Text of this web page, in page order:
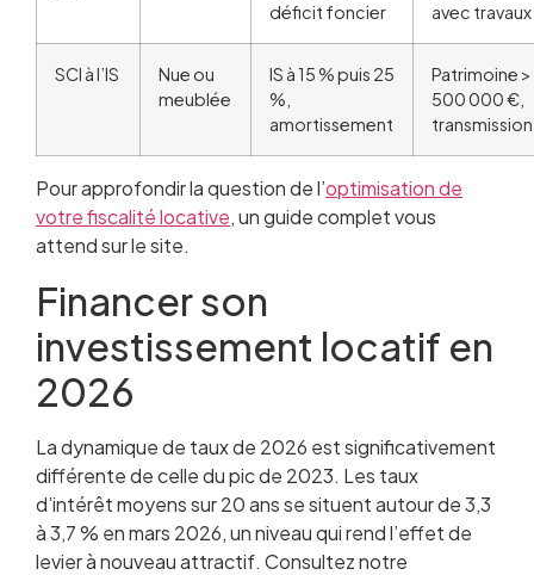
déficit foncier
avec travaux
SCI à l’IS
Nue ou
meublée
IS à 15 % puis 25
%,
amortissement
Patrimoine >
500 000 €,
transmission
Pour approfondir la question de l’optimisation de
votre fiscalité locative, un guide complet vous
attend sur le site.
Financer son
investissement locatif en
2026
La dynamique de taux de 2026 est significativement
différente de celle du pic de 2023. Les taux
d’intérêt moyens sur 20 ans se situent autour de 3,3
à 3,7 % en mars 2026, un niveau qui rend l’effet de
levier à nouveau attractif. Consultez notre